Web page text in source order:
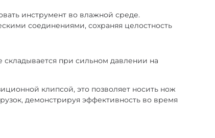
инструмент во влажной среде.
соединениями, сохраняя целостность
при сильном давлении на
клипсой, это позволяет носить нож
демонстрируя эффективность во время